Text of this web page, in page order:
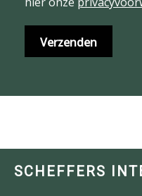
SCHEFFERS